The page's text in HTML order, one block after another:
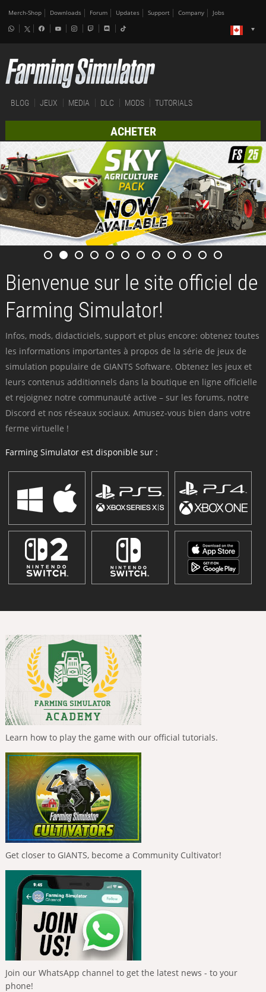
Merch-Shop Downloads Forum Updates Support Company Jobs
BLOG JEUX MEDIA DLC MODS TUTORIALS
ACHETER
Bienvenue sur le site officiel de
Farming Simulator!
Infos, mods, didacticiels, support et plus encore: obtenez toutes
les informations importantes à propos de la série de jeux de
simulation populaire de GIANTS Software. Obtenez les jeux et
leurs contenus additionnels dans la boutique en ligne officielle
et rejoignez notre communauté active – sur les forums, notre
Discord et nos réseaux sociaux. Amusez-vous bien dans votre
ferme virtuelle !
Farming Simulator est disponible sur :
Learn how to play the game with our official tutorials.
Get closer to GIANTS, become a Community Cultivator!
Join our WhatsApp channel to get the latest news - to your
phone!